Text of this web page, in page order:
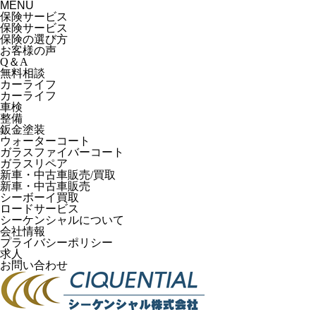
MENU
保険サービス
保険サービス
保険の選び方
お客様の声
Q＆A
無料相談
カーライフ
カーライフ
車検
整備
鈑金塗装
ウォーターコート
ガラスファイバーコート
ガラスリペア
新車・中古車販売/買取
新車・中古車販売
シーボーイ買取
ロードサービス
シーケンシャルについて
会社情報
プライバシーポリシー
求人
お問い合わせ